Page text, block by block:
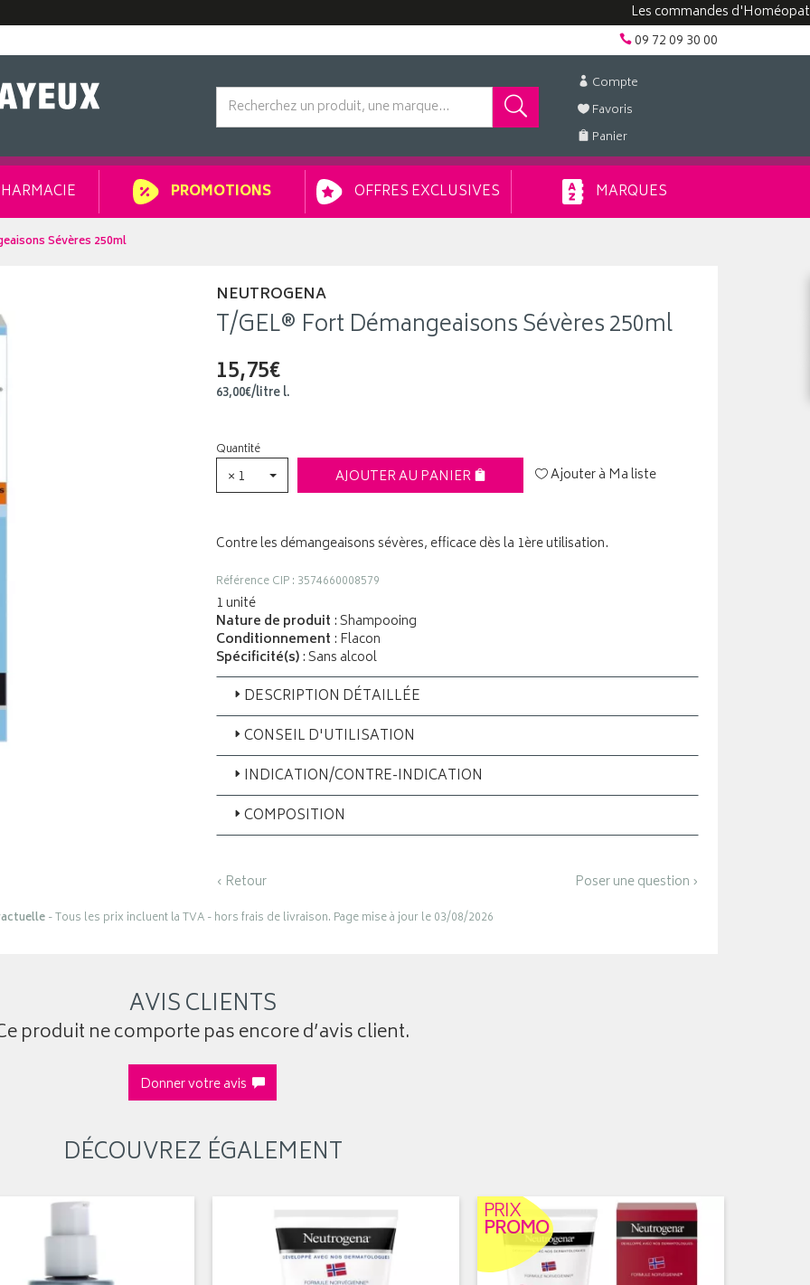
Les commandes d'Homéopathie
09 72 09 30 00
Compte
Favoris
Panier
PROMOTIONS OFFRES EXCLUSIVES MARQUES
Sévères 250ml
NEUTROGENA
T/GEL® Fort Démangeaisons Sévères 250ml
15,75€
63,00€/litrel.
Quantité
× 1 AJOUTER AU PANIER Ajouter à Ma liste
Contre les démangeaisons sévères, efficace dès la 1ère utilisation.
Référence CIP : 3574660008579
1 unité
Nature de produit : Shampooing
Conditionnement : Flacon
Spécificité(s): Sans alcool
DESCRIPTION DÉTAILLÉE
CONSEIL D'UTILISATION
INDICATION/CONTRE-INDICATION
COMPOSITION
‹ Retour Poser une question ›
- Tous les prix incluent la TVA - hors frais de livraison. Page mise à jour le 03/08/2026
AVIS CLIENTS
produit ne comporte pas encore d’avis client.
Donner votre avis
DÉCOUVREZ ÉGALEMENT
PRIX
PROMO